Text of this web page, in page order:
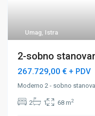
Umag, Istra
2-sobno
267.729,00 € + PDV
Moderno 2 - sobno
2 1 68 m2